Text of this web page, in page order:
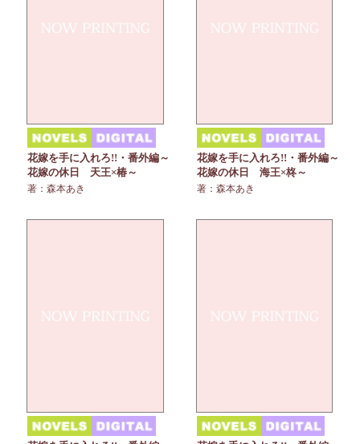
花嫁を手に入れろ!!・番外編～
花嫁の休日 天王×椿～
著：森本あき
花嫁を手に入れろ!!・番外編～
花嫁の休日 海王×柊～
著：森本あき